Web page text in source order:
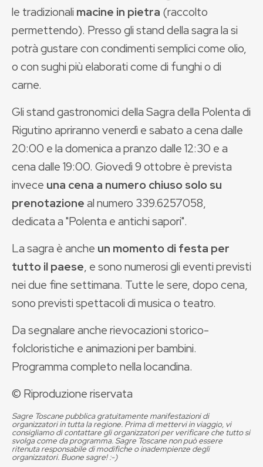
le tradizionali macine in pietra (raccolto
permettendo). Presso gli stand della sagra la si
potrà gustare con condimenti semplici come olio,
o con sughi più elaborati come di funghi o di
carne.
Gli stand gastronomici della Sagra della Polenta di
Rigutino apriranno venerdì e sabato a cena dalle
20:00 e la domenica a pranzo dalle 12:30 e a
cena dalle 19:00. Giovedì 9 ottobre è prevista
invece una cena a numero chiuso solo su
prenotazioneal numero 339.6257058,
dedicata a "Polenta e antichi sapori".
La sagra è anche un momento di festa per
tutto il paese, e sono numerosi gli eventi previsti
nei due fine settimana. Tutte le sere, dopo cena,
sono previsti spettacoli di musica o teatro.
Da segnalare anche rievocazioni storico-
folcloristiche e animazioni per bambini.
Programma completo nella locandina.
© Riproduzione riservata
Sagre Toscane pubblica gratuitamente manifestazioni di
organizzatori in tutta la regione. Prima di mettervi in viaggio, vi
consigliamo di contattare gli organizzatori per verificare che tutto si
svolga come da programma. Sagre Toscane non può essere
ritenuta responsabile di modifiche o inadempienze degli
organizzatori. Buone sagre! :-)